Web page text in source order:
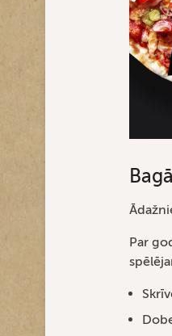
Par